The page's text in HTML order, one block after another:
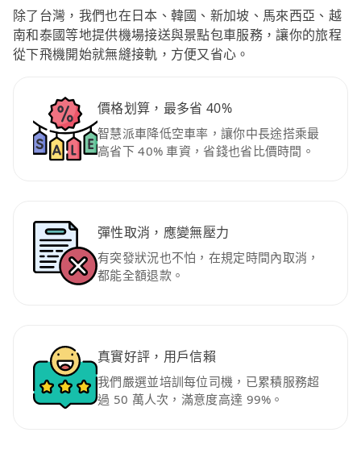
除了台灣，我們也在日本、韓國、新加坡、馬來西亞、越
南和泰國等地提供機場接送與景點包車服務，讓你的旅程
從下飛機開始就無縫接軌，方便又省心。
價格划算，最多省 40%
智慧派車降低空車率，讓你中長途搭乘最
高省下 40% 車資，省錢也省比價時間。
彈性取消，應變無壓力
有突發狀況也不怕，在規定時間內取消，
都能全額退款。
真實好評，用戶信賴
我們嚴選並培訓每位司機，已累積服務超
過 50 萬人次，滿意度高達 99%。